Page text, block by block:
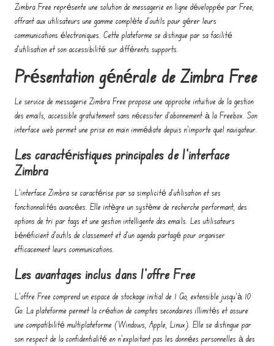
e
p
r
e
n
e
u
r
Zimbra Free représente une solution de messagerie en ligne développée par Free,
offrant aux utilisateurs une gamme complète d’outils pour gérer leurs
communications électroniques. Cette plateforme se distingue par sa facilité
d’utilisation et son accessibilité sur différents supports.
Présentation générale de Zimbra Free
Le service de messagerie Zimbra Free propose une approche intuitive de la gestion
des emails, accessible gratuitement sans nécessiter d’abonnement à la Freebox. Son
interface web permet une prise en main immédiate depuis n’importe quel navigateur.
Les caractéristiques principales de l’interface
Zimbra
L’interface Zimbra se caractérise par sa simplicité d’utilisation et ses
fonctionnalités avancées. Elle intègre un système de recherche performant, des
options de tri par tags et une gestion intelligente des emails. Les utilisateurs
bénéficient d’outils de classement et d’un agenda partagé pour organiser
efficacement leurs communications.
Les avantages inclus dans l’offre Free
L’offre Free comprend un espace de stockage initial de 1 Go, extensible jusqu’à 10
Go. La plateforme permet la création de comptes secondaires illimités et assure
une compatibilité multiplateforme (Windows, Apple, Linux). Elle se distingue par
son respect de la confidentialité en n’exploitant pas les données personnelles à des